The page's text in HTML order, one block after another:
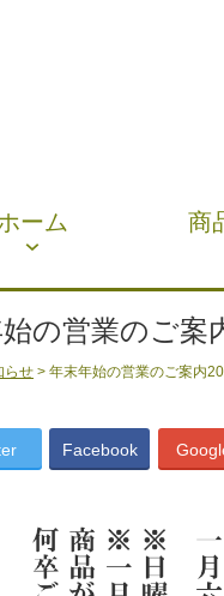
ーム 商
の営業のご案
らせ > 年末年始の営業のご案内
Facebook